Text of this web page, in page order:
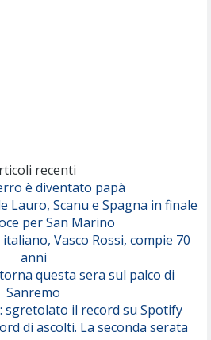
recenti
è diventato papà
Lauro, Scanu e Spagna in finale
per San Marino
Vasco Rossi, compie 70
anni
questa sera sul palco di
Sanremo
sgretolato il record su Spotify
di ascolti. La seconda serata